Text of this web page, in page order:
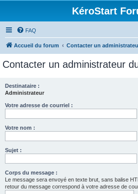
KéroStart
FAQ
Accueil du forum Contacter un
Contacter un administrateur
Destinataire :
Administrateur
Votre adresse de courriel :
Votre nom :
Sujet :
Corps du message :
Le message sera envoyé en texte brut, sans balise
retour du message correspond à votre adresse de